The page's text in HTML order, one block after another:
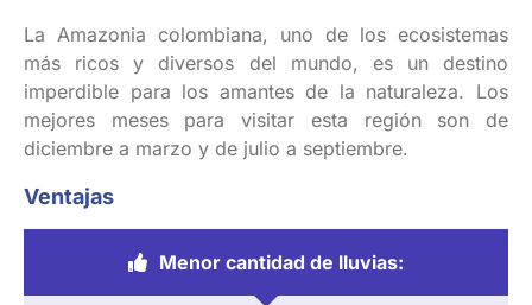
La Amazonia colombiana, uno de los ecosistemas
más
ricos y diversos del mundo, es un destino
imperdible para los amantesde la naturaleza. Los
mejores meses paravisitar esta regiónson de
diciembre a marzo y de julio a septiembre.
Ventajas
Menor cantidad de lluvias: